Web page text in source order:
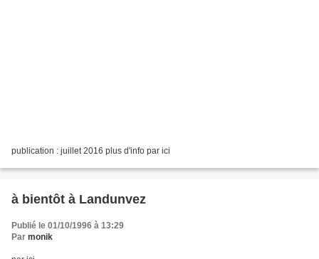
publication : juillet 2016 plus d'info par ici
à bientôt à Landunvez
Publié le 01/10/1996 à 13:29
Par monik